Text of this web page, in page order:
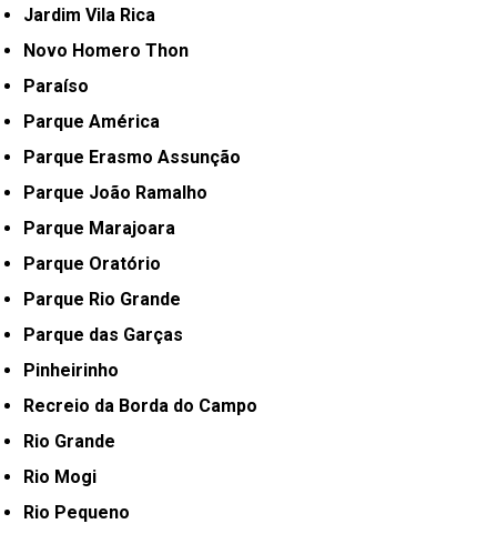
Jardim Vila Rica
Novo Homero Thon
Paraíso
Parque América
Parque Erasmo Assunção
Parque João Ramalho
Parque Marajoara
Parque Oratório
Parque Rio Grande
Parque das Garças
Pinheirinho
Recreio da Borda do Campo
Rio Grande
Rio Mogi
Rio Pequeno